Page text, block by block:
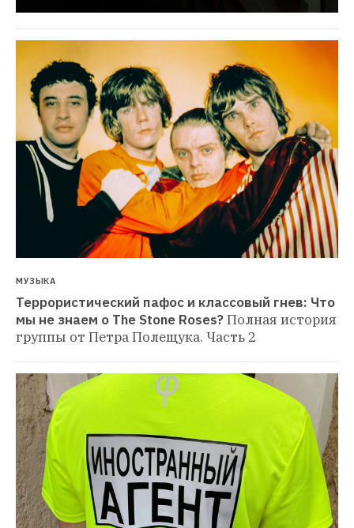
МУЗЫКА
Террористический пафос и классовый гнев: Что
мы не знаем о The Stone Roses?Полная история
группы от Петра Полещука. Часть 2